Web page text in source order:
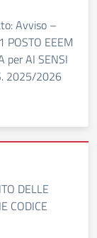
Avviso –
POSTO EEEM
per AI SENSI
2025/2026
DELLE
CODICE